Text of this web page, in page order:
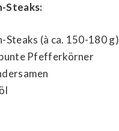
Steaks:
Steaks (à ca. 150-180 g)
bunte Pfefferkörner